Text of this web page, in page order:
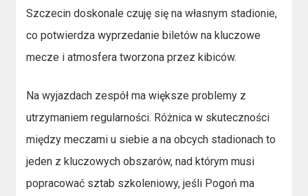
Szczecin doskonale czuję się na własnym stadionie,
co potwierdza wyprzedanie biletów na kluczowe
mecze i atmosfera tworzona przez kibiców.
Na wyjazdach zespół ma większe problemy z
utrzymaniem regularności. Różnica w skuteczności
między meczami u siebie a na obcych stadionach to
jeden z kluczowych obszarów, nad którym musi
popracować sztab szkoleniowy, jeśli Pogoń ma